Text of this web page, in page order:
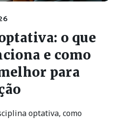
o que
e como
para
optativa, como